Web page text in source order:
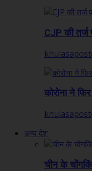
CJP की तर्ज
कोरोना ने
अन्य देश
चीन के